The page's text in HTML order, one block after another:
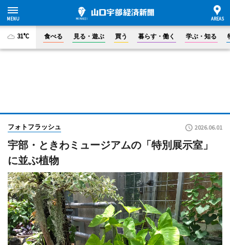
31°C 食べる 見る・遊ぶ 買う 暮らす・働く 学ぶ・知る
フォトフラッシュ 2026.06.01
宇部・ときわミュージアムの「特別展示室」
に並ぶ植物